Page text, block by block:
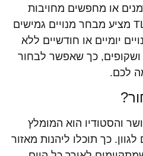
או מחפשים מחויבות
ארוכת טווח, TLV Gym Club מציע מבחר מנויים גמישים
יומיים או חודשיים ללא
ושקופים, כך שאפשר לבחור
לכם.
והסטודיו הוא המומלץ
כך תוכלו ליהנות מאזור